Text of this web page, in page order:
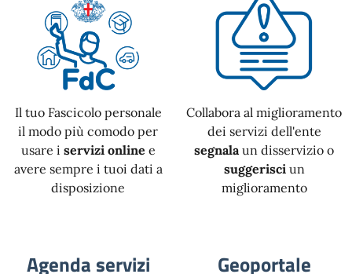
Il tuo Fascicolo personale
il modo più comodo per
usare i servizi online e
avere sempre i tuoi dati a
disposizione
Collabora al miglioramento
dei servizi dell'ente
segnala un disservizio o
suggerisciun
miglioramento
Agenda servizi Geoportale